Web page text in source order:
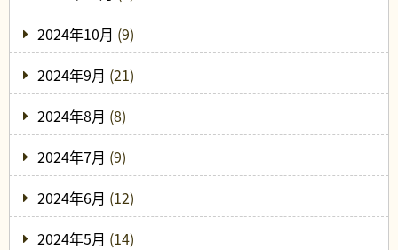
2024年10月 (9)
2024年9月 (21)
2024年8月 (8)
2024年7月 (9)
2024年6月 (12)
2024年5月 (14)